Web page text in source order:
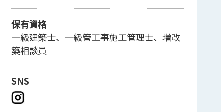
保有資格
一級建築士、一級管工事施工管理士、増改
築相談員
SNS